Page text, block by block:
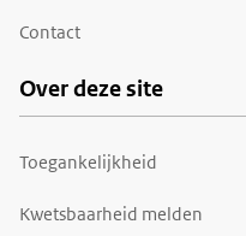
Contact
Over deze site
Toegankelijkheid
Kwetsbaarheid melden